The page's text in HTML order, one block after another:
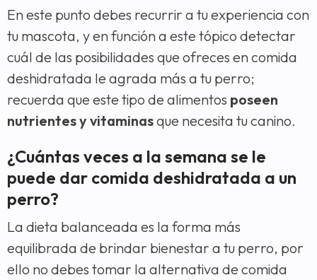
En este punto debes recurrir a tu experiencia con
tu mascota, y en función a este tópico detectar
cuál de las posibilidades que ofreces en comida
deshidratada le agrada más a tu perro;
recuerda que este tipo de alimentos poseen
nutrientes y vitaminasque necesita tu canino.
¿Cuántas veces a la semana se le
puede dar comida deshidratada a un
perro?
La dieta balanceada es la forma más
equilibrada de brindar bienestar a tu perro, por
ello no debes tomar la alternativa de comida